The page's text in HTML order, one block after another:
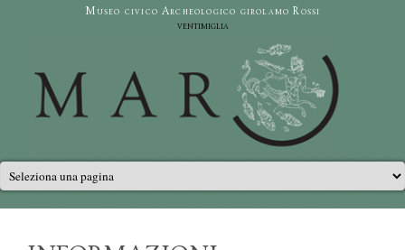
Salta al contenuto principaleMuseo civico Archeologico girolamo Rossi
ventimiglia
Menu principale